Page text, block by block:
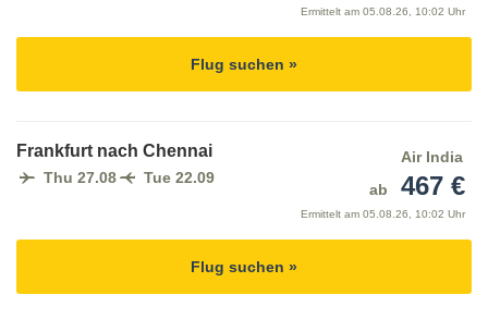
Ermittelt am 05.08.26, 10:02 Uhr
Flug suchen »
Frankfurt nach Chennai
Thu 27.08 Tue 22.09
Air India
ab
467 €
Ermittelt am 05.08.26, 10:02 Uhr
Flug suchen »